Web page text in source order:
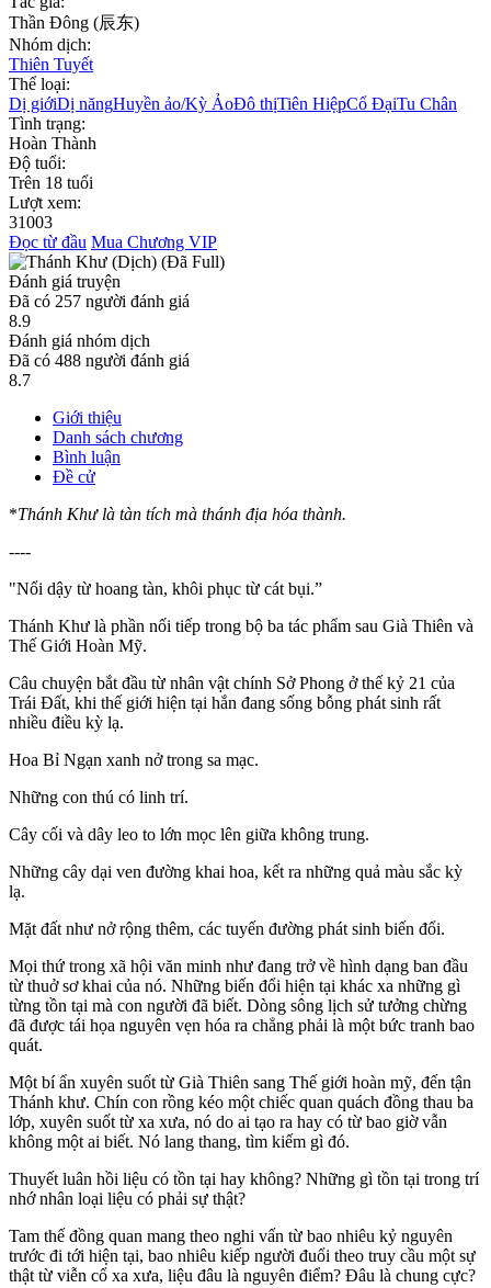
Thần Đông (辰东)
Nhóm dịch:
Thiên Tuyết
Thể loại:
Dị giớiDị năngHuyền ảo/Kỳ ẢoĐô thịTiên HiệpCổ ĐạiTu Chân
Tình trạng:
Hoàn Thành
Độ tuổi:
Trên 18 tuổi
Lượt xem:
31003
Đọc từ đầu Mua Chương VIP
Đánh giá truyện
Đã có 257 người đánh giá
8.9
Đánh giá nhóm dịch
Đã có 488 người đánh giá
8.7
Giới thiệu
Danh sách chương
Bình luận
Đề cử
*Thánh Khư là tàn tích mà thánh địa hóa thành.
----
"Nổi dậy từ hoang tàn, khôi phục từ cát bụi.”
Thánh Khư là phần nối tiếp trong bộ ba tác phẩm sau Già Thiên và
Thế Giới Hoàn Mỹ.
Câu chuyện bắt đầu từ nhân vật chính Sở Phong ở thế kỷ 21 của
Trái Đất, khi thế giới hiện tại hắn đang sống bỗng phát sinh rất
nhiều điều kỳ lạ.
Hoa Bỉ Ngạn xanh nở trong sa mạc.
Những con thú có linh trí.
Cây cối và dây leo to lớn mọc lên giữa không trung.
Những cây dại ven đường khai hoa, kết ra những quả màu sắc kỳ
lạ.
Mặt đất như nở rộng thêm, các tuyến đường phát sinh biến đổi.
Mọi thứ trong xã hội văn minh như đang trở về hình dạng ban đầu
từ thuở sơ khai của nó. Những biến đổi hiện tại khác xa những gì
từng tồn tại mà con người đã biết. Dòng sông lịch sử tưởng chừng
đã được tái họa nguyên vẹn hóa ra chẳng phải là một bức tranh bao
quát.
Một bí ẩn xuyên suốt từ Già Thiên sang Thế giới hoàn mỹ, đến tận
Thánh khư. Chín con rồng kéo một chiếc quan quách đồng thau ba
lớp, xuyên suốt từ xa xưa, nó do ai tạo ra hay có từ bao giờ vẫn
không một ai biết. Nó lang thang, tìm kiếm gì đó.
Thuyết luân hồi liệu có tồn tại hay không? Những gì tồn tại trong trí
nhớ nhân loại liệu có phải sự thật?
Tam thế đồng quan mang theo nghi vấn từ bao nhiêu kỷ nguyên
trước đi tới hiện tại, bao nhiêu kiếp người đuổi theo truy cầu một sự
thật từ viễn cổ xa xưa, liệu đâu là nguyên điểm? Đâu là chung cực?